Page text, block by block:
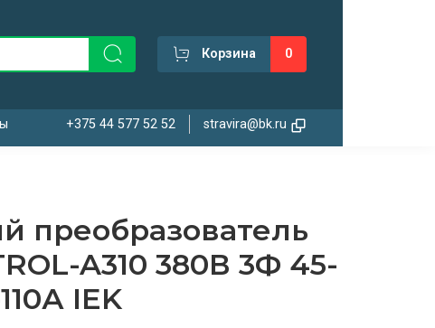
Корзина 0
+375 44 577 52 52 stravira@bk.ru
преобразователь
A310 380В 3Ф 45-
IEK